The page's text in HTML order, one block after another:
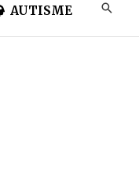
AUTISME